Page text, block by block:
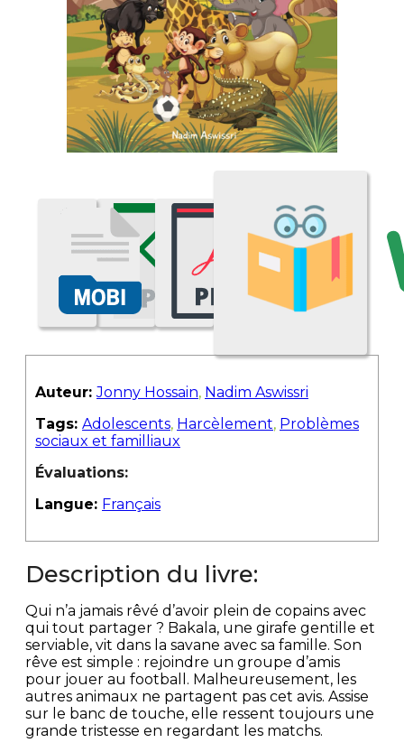
Auteur:Jonny Hossain, Nadim Aswissri
Tags: Adolescents, Harcèlement, Problèmes
sociaux et familliaux
Évaluations:
Langue: Français
Description du livre:
Qui n’a jamais rêvé d’avoir plein de copains avec
qui tout partager ? Bakala, une girafe gentille et
serviable, vit dans la savane avec sa famille. Son
rêve est simple : rejoindre un groupe d’amis
pour jouer au football. Malheureusement, les
autres animaux ne partagent pas cet avis. Assise
sur le banc de touche, elle ressent toujours une
grande tristesse en regardant les matchs.